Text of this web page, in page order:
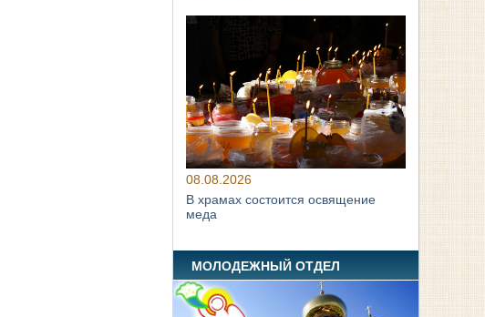
08.08.2026
В храмах состоится освящение
меда
МОЛОДЕЖНЫЙ ОТДЕЛ